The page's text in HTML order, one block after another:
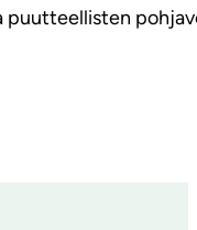
puutteellisten